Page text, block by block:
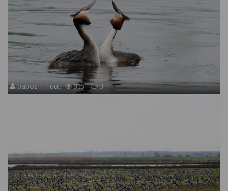
pabos | Fuut 915 3